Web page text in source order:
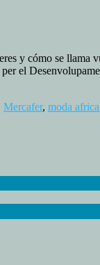
y cómo se llama
el
Mercafer, moda